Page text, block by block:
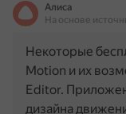
Алиса
На основе
Некоторые
Motion и их
Editor.
дизайна